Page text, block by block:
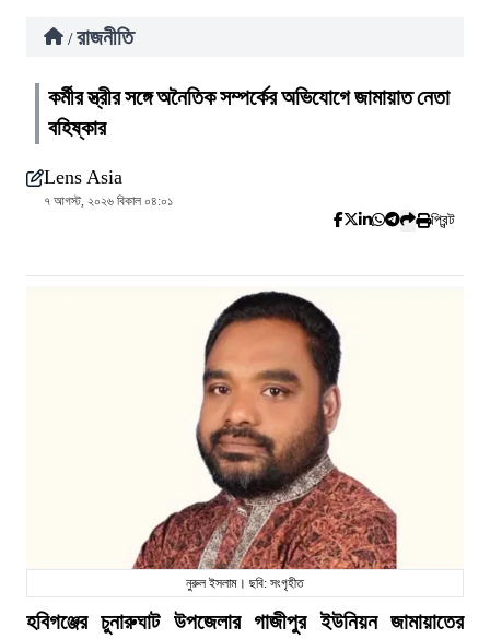
/ রাজনীতি
কর্মীর স্ত্রীর সঙ্গে অনৈতিক সম্পর্কের অভিযোগে জামায়াত নেতা
বহিষ্কার
Lens Asia
৭ আগস্ট, ২০২৬ বিকাল ০৪:০১
প্রিন্ট
নুরুল ইসলাম। ছবি: সংগৃহীত
হবিগঞ্জের চুনারুঘাট উপজেলার গাজীপুর ইউনিয়ন জামায়াতের